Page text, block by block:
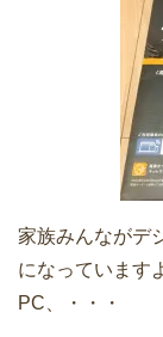
家族みんながデ
になっています
PC、・・・